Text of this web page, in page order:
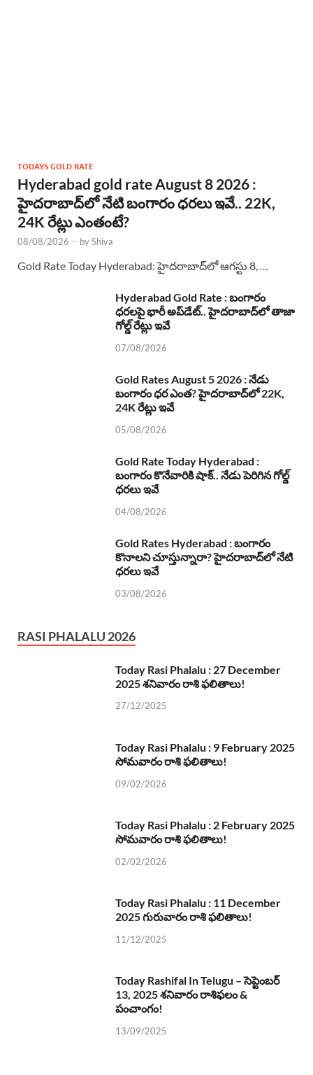
TODAYS GOLD RATE
Hyderabad gold rate August 8 2026 :
హైదరాబాద్‌లో నేటి బంగారం ధరలు ఇవే.. 22K,
24K రేట్లు ఎంతంటే?
08/08/2026 - byShiva
Gold Rate Today Hyderabad: హైదరాబాద్‌లో ఆగస్టు 8, …
Hyderabad Gold Rate : బంగారం
ధరలపై భారీ అప్‌డేట్.. హైదరాబాద్‌లో తాజా
గోల్డ్ రేట్లు ఇవే
07/08/2026
Gold Rates August 5 2026 : నేడు
బంగారం ధర ఎంత? హైదరాబాద్‌లో 22K,
24K రేట్లు ఇవే
05/08/2026
Gold Rate Today Hyderabad :
బంగారం కొనేవారికి షాక్.. నేడు పెరిగిన గోల్డ్
ధరలు ఇవే
04/08/2026
Gold Rates Hyderabad : బంగారం
కొనాలని చూస్తున్నారా? హైదరాబాద్‌లో నేటి
ధరలు ఇవే
03/08/2026
RASI PHALALU 2026
Today Rasi Phalalu : 27 December
2025 శనివారం రాశి ఫలితాలు!
27/12/2025
Today Rasi Phalalu : 9 February 2025
సోమవారం రాశి ఫలితాలు!
09/02/2026
Today Rasi Phalalu : 2 February 2025
సోమవారం రాశి ఫలితాలు!
02/02/2026
Today Rasi Phalalu : 11 December
2025 గురువారం రాశి ఫలితాలు!
11/12/2025
Today Rashifal In Telugu – సెప్టెంబర్
13, 2025 శనివారం రాశిఫలం &
పంచాంగం!
13/09/2025